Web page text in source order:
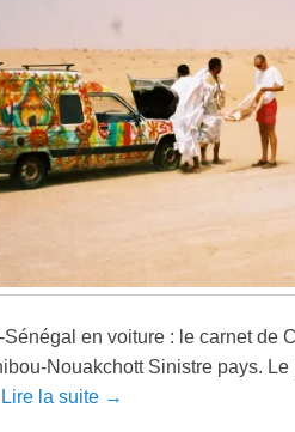
Sénégal en voiture : le carnet de
Nouakchott Sinistre pays.
la suite →